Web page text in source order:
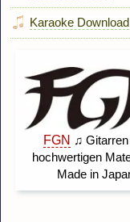
Karaoke Download